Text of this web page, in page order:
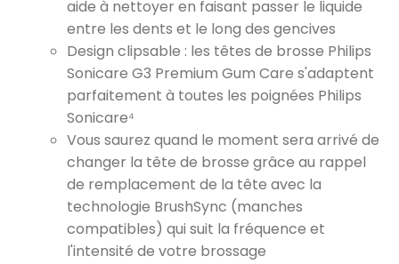
aide à nettoyer en faisant passer le liquide
entre les dents et le long des gencives
Design clipsable : les têtes de brosse Philips
Sonicare G3 Premium Gum Care s'adaptent
parfaitement à toutes les poignées Philips
Sonicare⁴
Vous saurez quand le moment sera arrivé de
changer la tête de brosse grâce au rappel
de remplacement de la tête avec la
technologie BrushSync (manches
compatibles) qui suit la fréquence et
l'intensité de votre brossage